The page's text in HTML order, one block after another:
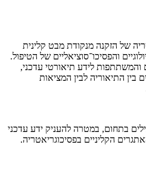
של הזקנה מנקודת מבט קלינית
והפסיכו־סוציאליים של הטיפול.
לידע תיאורטי עדכני,
בין התיאוריה לבין המציאות
בתחום, במטרה להעניק ידע עדכני
הקליניים בפסיכוגריאטריה.